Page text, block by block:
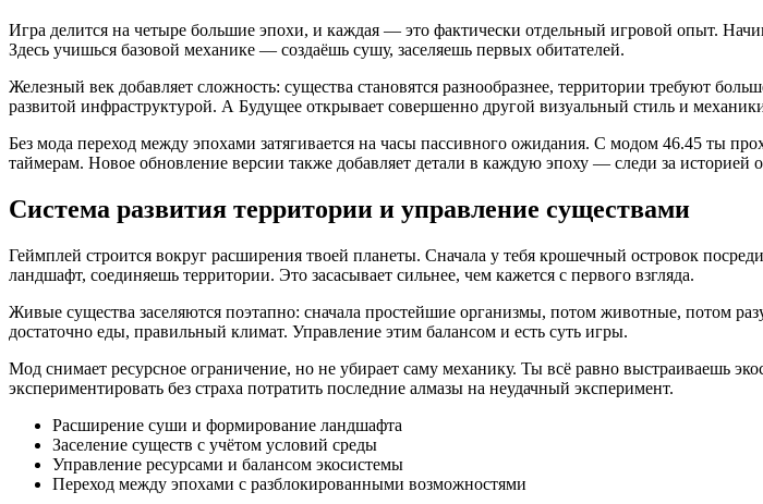
Игра делится на четыре большие эпохи, и каждая — это фактически отдельный игровой опыт.
Здесь учишься базовой механике — создаёшь сушу, заселяешь первых обитателей.
Железный век добавляет сложность: существа становятся разнообразнее, территории требуют
развитой инфраструктурой. А Будущее открывает совершенно другой визуальный стиль и
Без мода переход между эпохами затягивается на часы пассивного ожидания. С модом 46.45 ты
таймерам. Новое обновление версии также добавляет детали в каждую эпоху — следи за историей
Система развития территории и управление существами
Геймплей строится вокруг расширения твоей планеты. Сначала у тебя крошечный островок
ландшафт, соединяешь территории. Это засасывает сильнее, чем кажется с первого взгляда.
Живые существа заселяются поэтапно: сначала простейшие организмы, потом животные, потом
достаточно еды, правильный климат. Управление этим балансом и есть суть игры.
Мод снимает ресурсное ограничение, но не убирает саму механику. Ты всё равно выстраиваешь
экспериментировать без страха потратить последние алмазы на неудачный эксперимент.
Расширение суши и формирование ландшафта
Заселение существ с учётом условий среды
Управление ресурсами и балансом экосистемы
Переход между эпохами с разблокированными возможностями